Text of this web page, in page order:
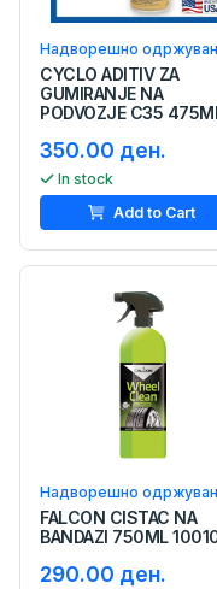
Надворешно
CYCLO ADITIV ZA
GUMIRANJE NA
PODVOZJE C35
350.00 ден.
In stock
Add to Cart
Надворешно
FALCON CISTAC NA
BANDAZI 750ML
290.00 ден.